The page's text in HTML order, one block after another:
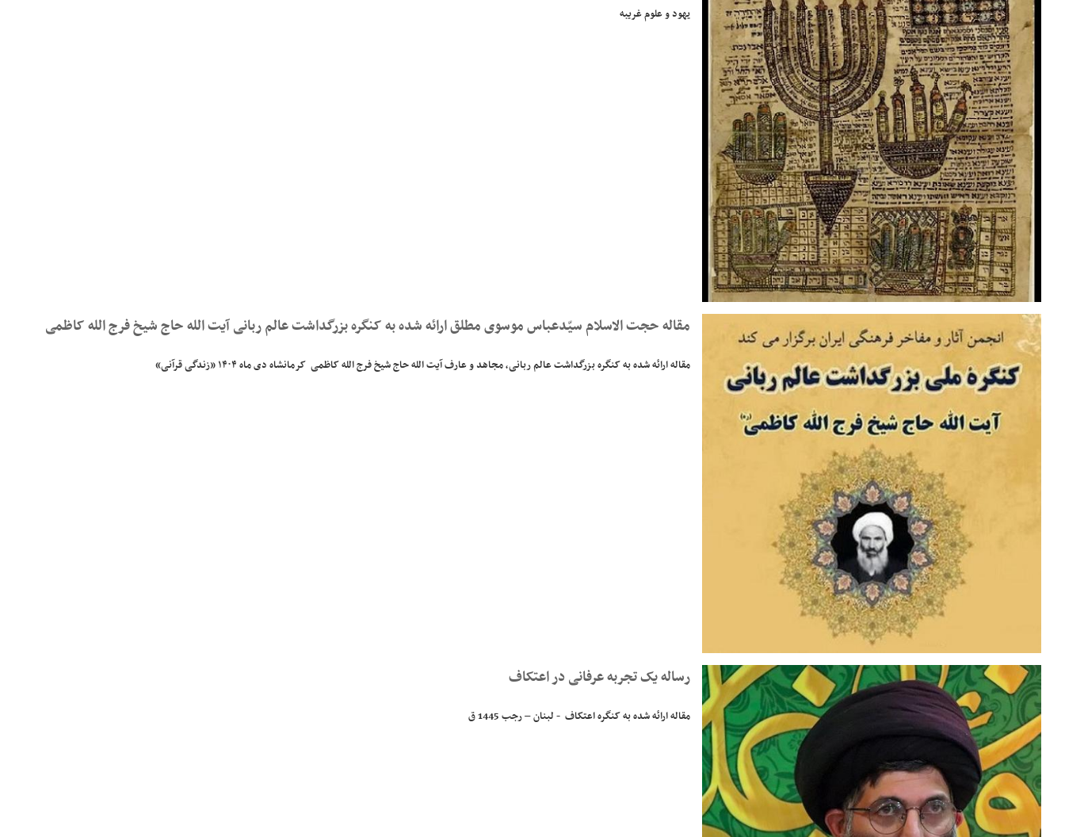
یهود و علوم غریبه
مقاله حجت الاسلام سیّدعباس موسوی مطلق ارائه شده به کنگره بزرگداشت عالم ربانی آیت الله حاج شیخ فرج الله کاظمی
مقاله ­ارائه شده به کنگره بزرگداشت عالم ربانی، مجاهد و عارف آیت الله حاج شیخ فرج الله کاظمی کرمانشاه دی ماه ۱۴۰۴ «زندگی قرآنی»
رساله یک تجربه عرفانی در اعتکاف
مقاله ­ارائه شده به کنگره­ اعتکاف - لبنان – رجب 1445 ق